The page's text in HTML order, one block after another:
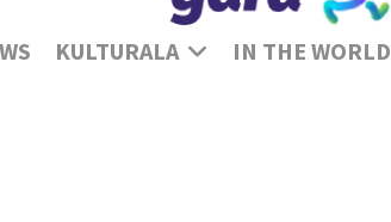
KULTURALA IN THE WORLD